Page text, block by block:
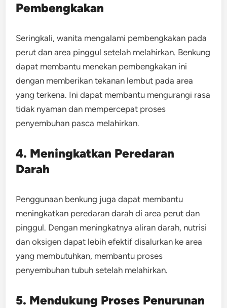
Pembengkakan
Seringkali, wanita mengalami pembengkakan pada
perut dan area pinggul setelah melahirkan. Benkung
dapat membantu menekan pembengkakan ini
dengan memberikan tekanan lembut pada area
yang terkena. Ini dapat membantu mengurangi rasa
tidak nyaman dan mempercepat proses
penyembuhan pasca melahirkan.
4. Meningkatkan Peredaran
Darah
Penggunaan benkung juga dapat membantu
meningkatkan peredaran darah di area perut dan
pinggul. Dengan meningkatnya aliran darah, nutrisi
dan oksigen dapat lebih efektif disalurkan ke area
yang membutuhkan, membantu proses
penyembuhan tubuh setelah melahirkan.
5. Mendukung Proses Penurunan